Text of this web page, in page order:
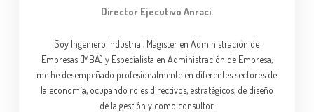
Director Ejecutivo Anraci.
Soy Ingeniero Industrial, Magister en Administración de
Empresas (MBA) y Especialista en Administración de Empresa,
me he desempeñado profesionalmente en diferentes sectores de
la economía, ocupando roles directivos, estratégicos, de diseño
de la gestión y como consultor.